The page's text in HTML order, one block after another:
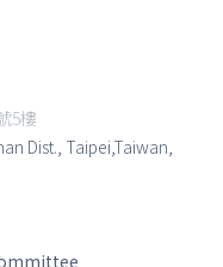
5樓
Dist., Taipei,Taiwan,